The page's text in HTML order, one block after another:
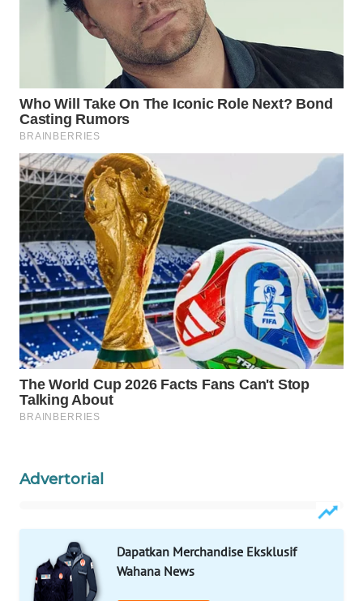
Advertorial
Dapatkan Merchandise Eksklusif
Wahana News
WAHANANEWS
SPORT
WAHANA
UMKM
WAHANA
SELEB
WAHANA
PERSONA
WAHANA
OTOMOTIF
WAHANA
HEALTH
WISATA
Wahana
Network